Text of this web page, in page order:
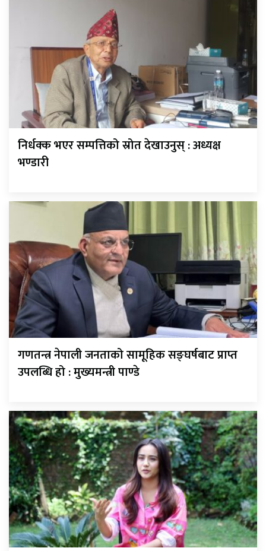
निर्धक्क भएर सम्पत्तिको स्रोत देखाउनुस् : अध्यक्ष
भण्डारी
गणतन्त्र नेपाली जनताको सामूहिक सङ्घर्षबाट प्राप्त
उपलब्धि हो : मुख्यमन्त्री पाण्डे